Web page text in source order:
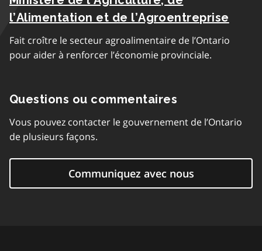
l’Alimentation et de l’Agroentreprise
Fait croître le secteur agroalimentaire de l’Ontario
pour aider à renforcer l’économie provinciale.
Questions ou commentaires
Vous pouvez contacter le gouvernement de l’Ontario
de plusieurs façons.
Communiquez avec nous